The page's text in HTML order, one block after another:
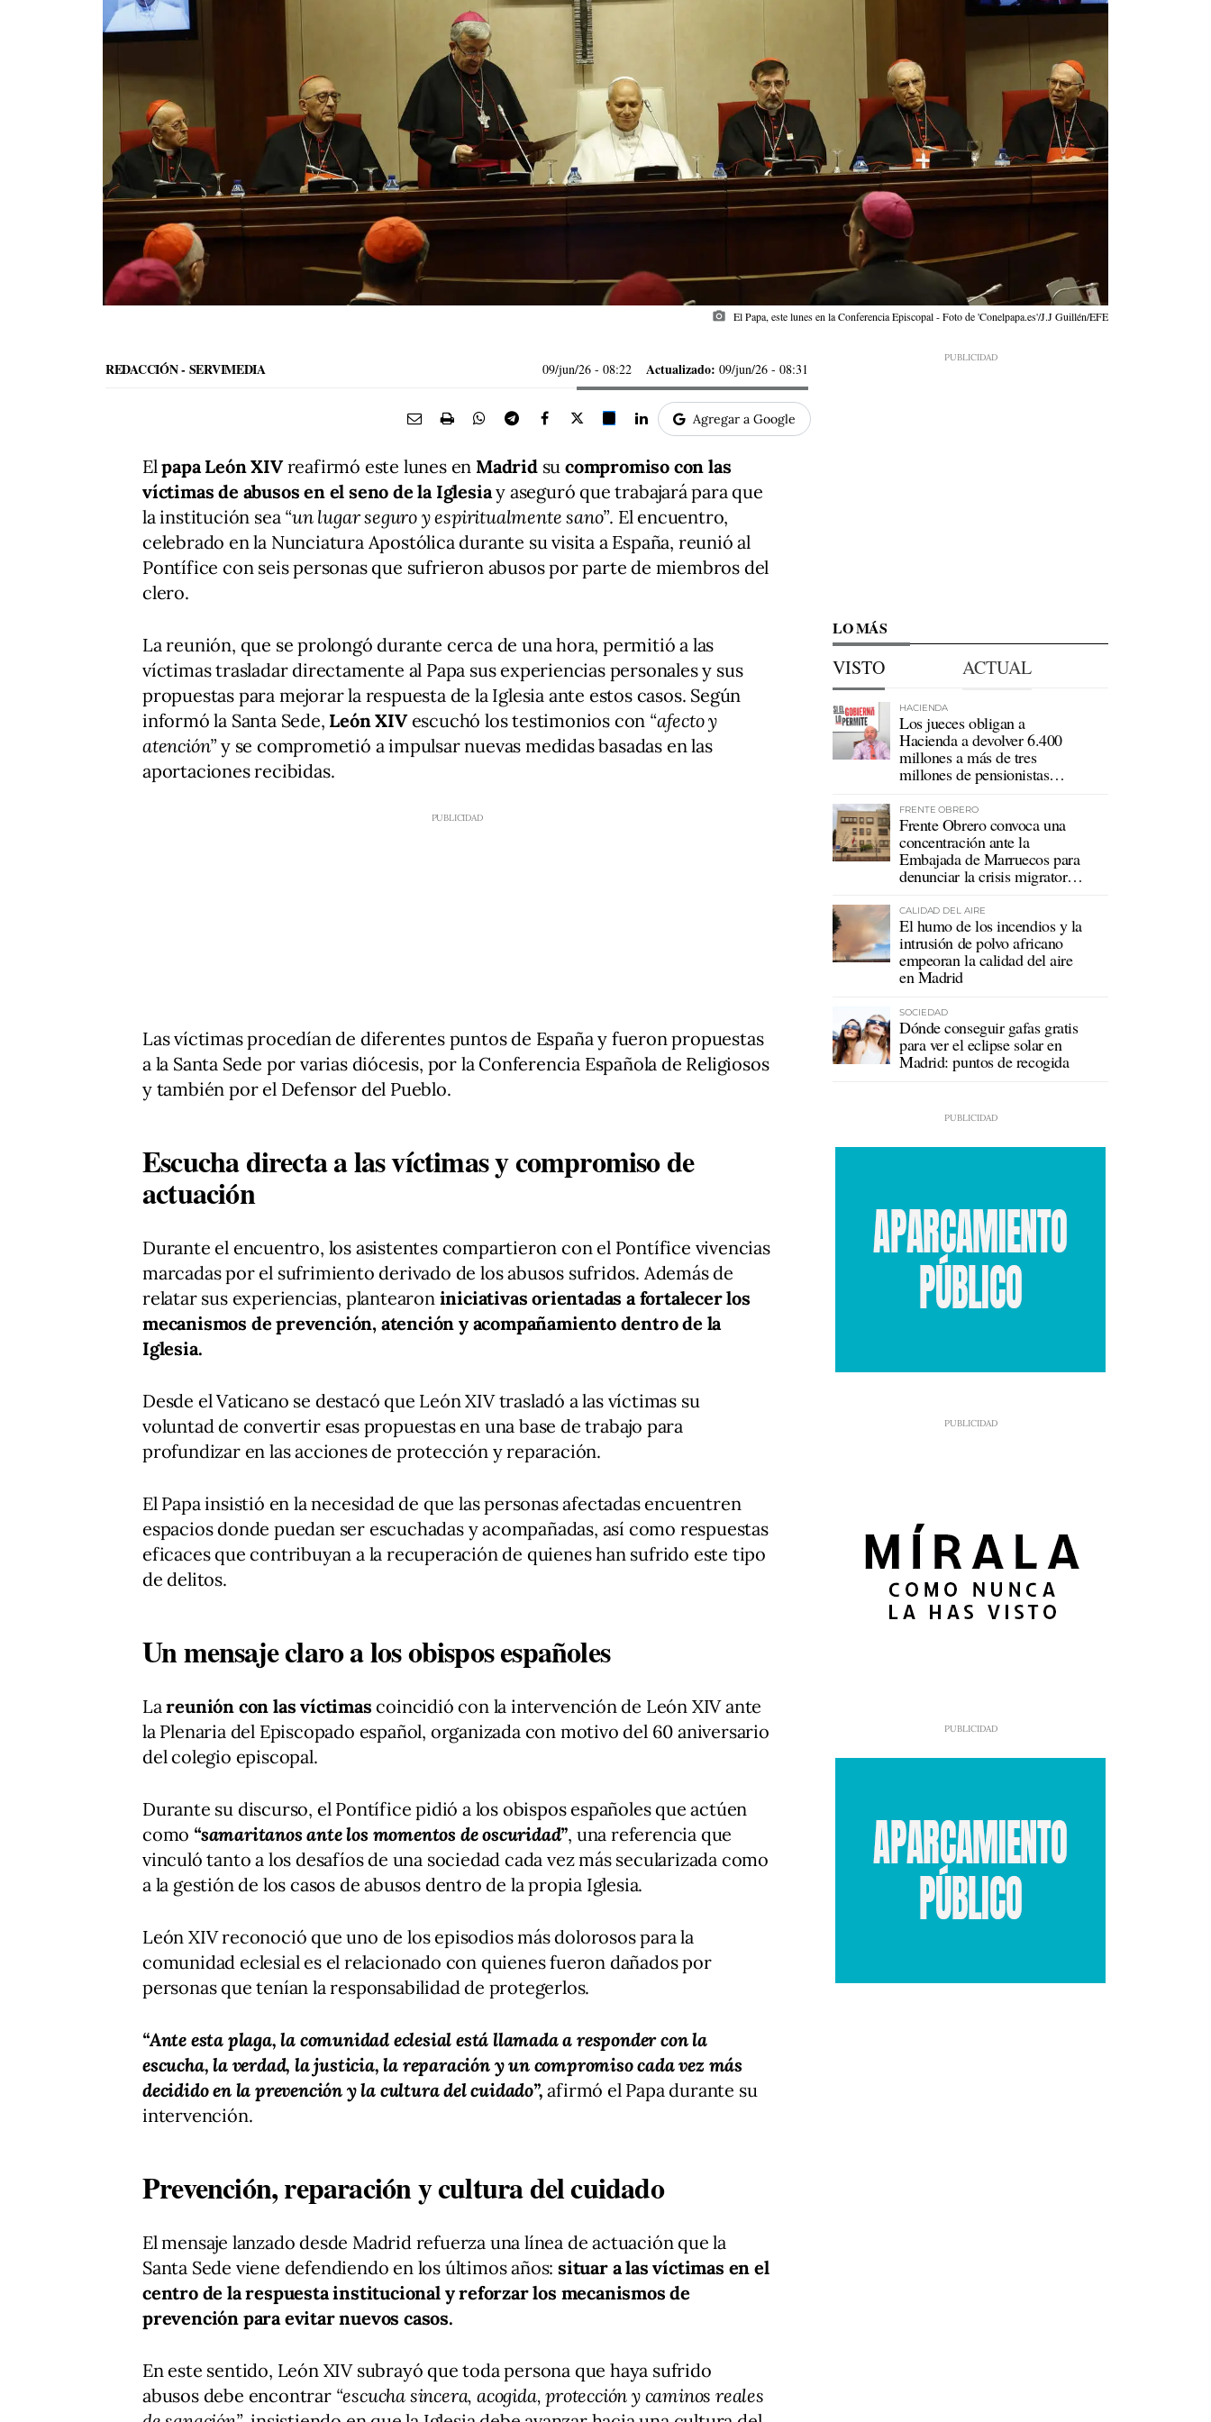
photo_camera El Papa, este lunes en la Conferencia Episcopal - Foto de 'Conelpapa.es'/J.J Guillén/EFE
REDACCIÓN - SERVIMEDIA 09/jun/26 - 08:22 Actualizado: 09/jun/26 - 08:31
Agregar a Google
Elpapa León XIVreafirmó este lunes en Madridsucompromiso con las
víctimas de abusos en el seno de la Iglesiay aseguró que trabajará para que
la institución sea“un lugar seguro y espiritualmente sano”. El encuentro,
celebrado en la Nunciatura Apostólica durante su visita a España, reunió al
Pontífice con seis personas que sufrieron abusos por parte de miembros del
clero.
La reunión, que se prolongó durante cerca de una hora, permitió a las
víctimas trasladar directamente al Papa sus experiencias personales y sus
propuestas para mejorar la respuesta de la Iglesia ante estos casos. Según
informó la Santa Sede, León XIVescuchó los testimonios con “afecto y
atención”y se comprometió a impulsar nuevas medidas basadas en las
aportaciones recibidas.
Las víctimas procedían de diferentes puntos de España y fueron propuestas
a la Santa Sede por varias diócesis, por la Conferencia Española de Religiosos
y también por el Defensor del Pueblo.
Escucha directa a las víctimas y compromiso de
actuación
Durante el encuentro, los asistentes compartieron con el Pontífice vivencias
marcadas por el sufrimiento derivado de los abusos sufridos. Además de
relatar sus experiencias, plantearoniniciativas orientadas a fortalecer los
mecanismos de prevención, atención y acompañamiento dentro de la
Iglesia.
Desde el Vaticano se destacó que León XIV trasladó a las víctimas su
voluntad de convertir esas propuestas en una base de trabajo para
profundizar en las acciones de protección y reparación.
El Papa insistió en la necesidad de que las personas afectadas encuentren
espacios donde puedan ser escuchadas y acompañadas, así como respuestas
eficaces que contribuyan a la recuperación de quienes han sufrido este tipo
de delitos.
Un mensaje claro a los obispos españoles
Lareunión con las víctimas coincidió con la intervención de León XIV ante
la Plenaria del Episcopado español, organizada con motivo del 60 aniversario
del colegio episcopal.
Durante su discurso, el Pontífice pidió a los obispos españoles que actúen
como “samaritanos ante los momentos de oscuridad”, una referencia que
vinculó tanto a los desafíos de una sociedad cada vez más secularizada como
a la gestión de los casos de abusos dentro de la propia Iglesia.
León XIV reconoció que uno de los episodios más dolorosos para la
comunidad eclesial es el relacionado con quienes fueron dañados por
personas que tenían la responsabilidad de protegerlos.
“Ante esta plaga, la comunidad eclesial está llamada a responder con la
escucha, la verdad, la justicia, la reparación y un compromiso cada vez más
decidido en la prevención y la cultura del cuidado”, afirmó el Papa durante su
intervención.
Prevención, reparación y cultura del cuidado
El mensaje lanzado desde Madrid refuerza una línea de actuación que la
Santa Sede viene defendiendo en los últimos años: situar a las víctimas en el
centro de la respuesta institucional y reforzar los mecanismos de
prevención para evitar nuevos casos.
En este sentido, León XIV subrayó que toda persona que haya sufrido
abusos debe encontrar “escucha sincera, acogida, protección y caminos reales
LO MÁS
VISTO ACTUAL
HACIENDA
Los jueces obligan a
Hacienda a devolver 6.400
millones a más de tres
millones de pensionistas
FRENTE OBRERO
Frente Obrero convoca una
concentración ante la
Embajada de Marruecos para
denunciar la crisis migratoria
CALIDAD DEL AIRE
El humo de los incendios y la
intrusión de polvo africano
empeoran la calidad del aire
en Madrid
SOCIEDAD
Dónde conseguir gafas gratis
para ver el eclipse solar en
Madrid: puntos de recogida